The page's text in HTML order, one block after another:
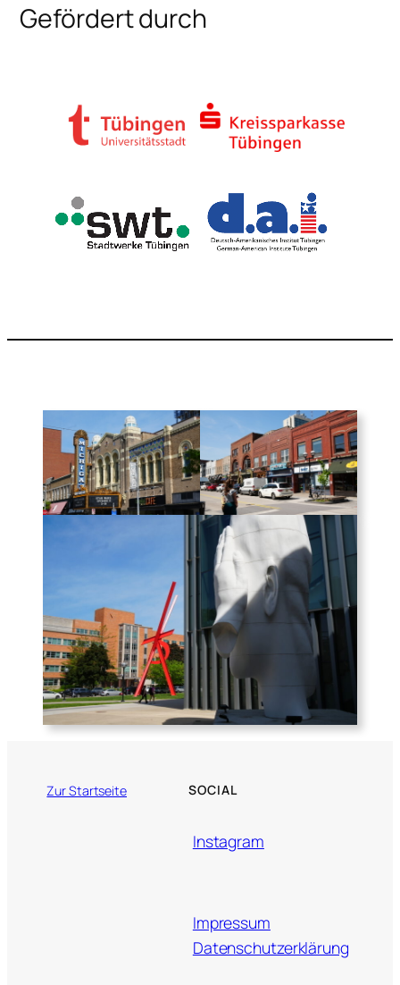
Gefördert durch
Zur Startseite SOCIAL
Instagram
Impressum
Datenschutzerklärung